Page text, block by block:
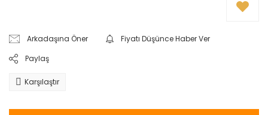
Arkadaşına Öner
Fiyatı Düşünce Haber Ver
Paylaş
Karşılaştır